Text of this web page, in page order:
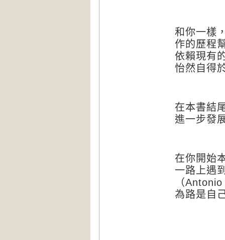
和你一樣
作的歷程
依賴現有
怡然自得
在本書結
進一步發
在你開始
一路上遇
（
為路是自